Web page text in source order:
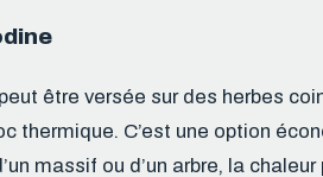
être versée sur des herbes
thermique. C’est une option
massif ou d’un arbre, la